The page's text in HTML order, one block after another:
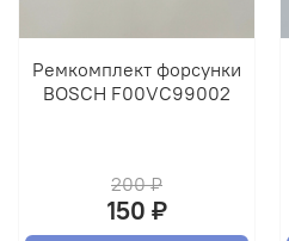
Ремкомплект форсунки
BOSCH F00VC99002
200 ₽
150 ₽